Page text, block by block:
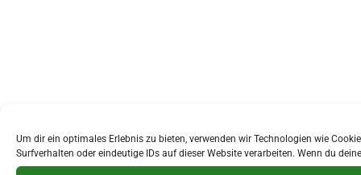
Um dir ein optimales Erlebnis zu bieten, verwenden wir Technologien wie
Surfverhalten oder eindeutige IDs auf dieser Website verarbeiten. Wenn du